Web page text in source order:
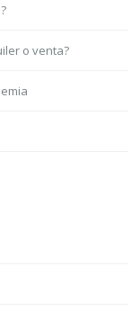
o venta?